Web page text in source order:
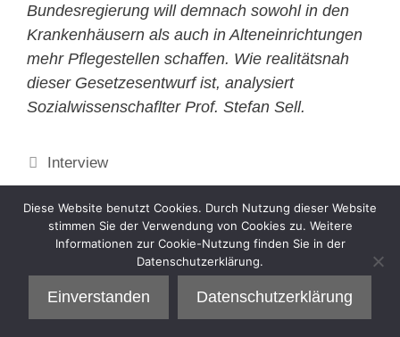
Bundesregierung will demnach sowohl in den
Krankenhäusern als auch in Alteneinrichtungen
mehr Pflegestellen schaffen. Wie realitätsnah
dieser Gesetzesentwurf ist, analysiert
Sozialwissenschaflter Prof. Stefan Sell.
Kategorien
Interview
Diese Website benutzt Cookies. Durch Nutzung dieser Website
stimmen Sie der Verwendung von Cookies zu. Weitere
Informationen zur Cookie-Nutzung finden Sie in der
Datenschutzerklärung.
Einverstanden Datenschutzerklärung